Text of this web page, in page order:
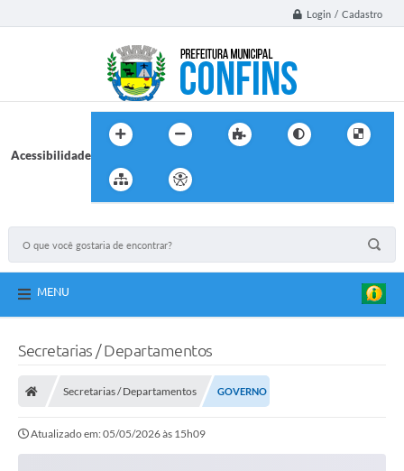
Login / Cadastro
Acessibilidade
MENU
Secretarias / Departamentos
Secretarias / Departamentos GOVERNO
Atualizado em: 05/05/2026 às 15h09